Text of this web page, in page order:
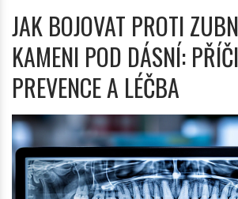
JAK BOJOVAT PROTI
KAMENI POD DÁSNÍ:
PREVENCE A LÉČBA